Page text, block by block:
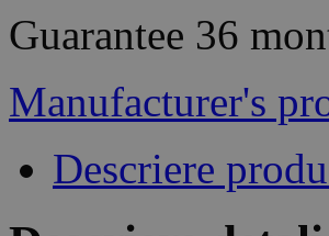
Guarantee 36
Manufacturer's
Descriere